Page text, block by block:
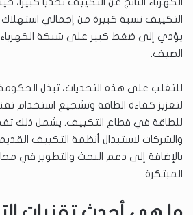
التكييف نسبة كبيرة من إجمالي استهلاك
يؤدي إلى ضغط كبير على شبكة
الصيف.
للتغلب على هذه التحديات، تبذل
لتعزيز كفاءة الطاقة وتشجيع استخدام
للطاقة في قطاع التكييف. يشمل ذلك
والشركات لاستبدال أنظمة التكييف
بالإضافة إلى دعم البحث والتطوير في مجال
المبتكرة.